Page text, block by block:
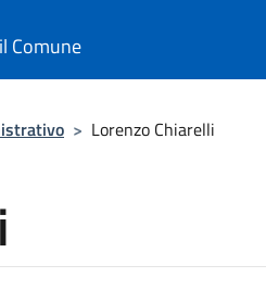
Comune
> Lorenzo Chiarelli